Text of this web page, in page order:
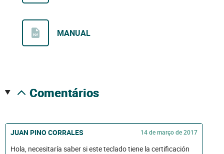
MANUAL
comentários
JUAN PINO CORRALES 14 de março de 2017
Hola, necesitaría saber si este teclado tiene la certificación